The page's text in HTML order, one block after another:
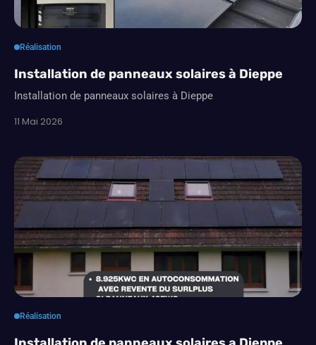
Réalisation
Installation de panneaux solaires à Dieppe
Installation de panneaux solaires à Dieppe
11 Mai 2026
Réalisation